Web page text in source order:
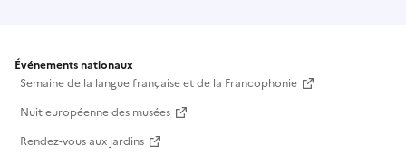
Événements nationaux
Semaine de la langue française et de la Francophonie
Nuit européenne des musées
Rendez-vous aux jardins